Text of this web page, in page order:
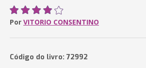
Por VITORIO CONSENTINO
Código do livro: 72992